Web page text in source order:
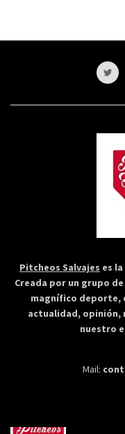
Pitcheos Salvajes es
Creada por un grupo
magnífico deporte,
actualidad, opinión,
nuestro
Mail: